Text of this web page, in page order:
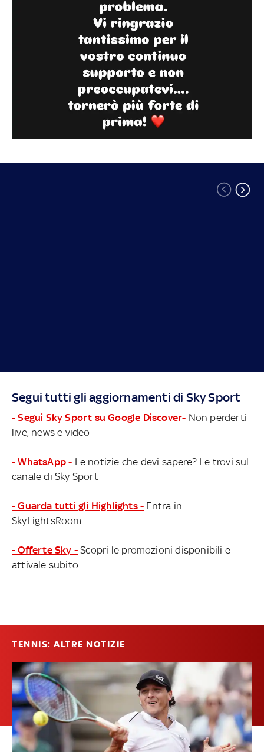
Segui tutti gli aggiornamenti di Sky Sport
- Segui Sky Sport su Google Discover- Non perderti
live, news e video
- WhatsApp - Le notizie che devi sapere? Le trovi sul
canale di Sky Sport
- Guarda tutti gli Highlights - Entra in
SkyLightsRoom
- Offerte Sky - Scopri le promozioni disponibili e
attivale subito
TENNIS: ALTRE NOTIZIE